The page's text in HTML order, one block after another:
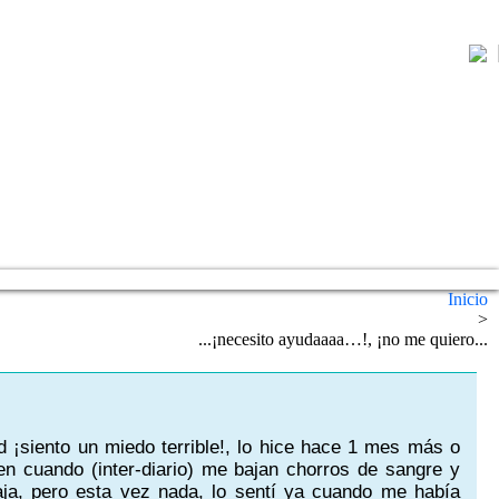
Inicio
>
...¡necesito ayudaaaa…!, ¡no me quiero...
un miedo terrible!, lo hice hace 1 mes más o
cuando (inter-diario) me bajan chorros de sangre y
pero esta vez nada, lo sentí ya cuando me había